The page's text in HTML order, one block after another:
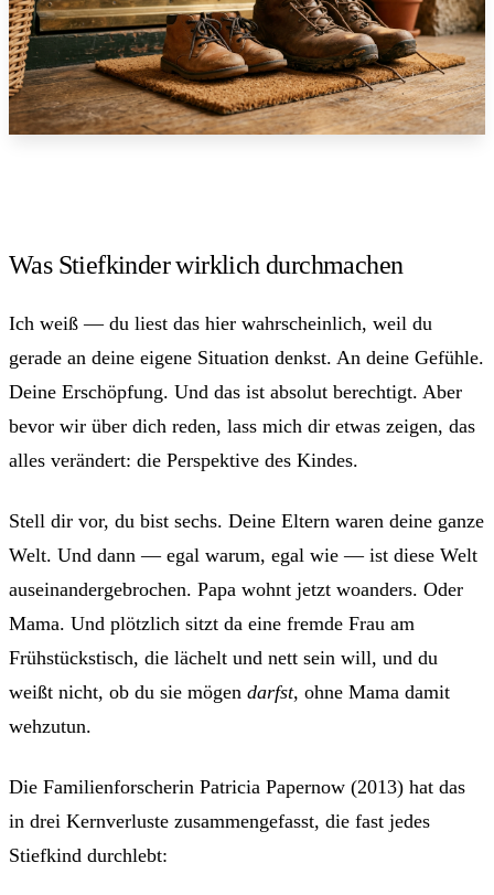
Was Stiefkinder wirklich durchmachen
Ich weiß — du liest das hier wahrscheinlich, weil du
gerade an deine eigene Situation denkst. An deine Gefühle.
Deine Erschöpfung. Und das ist absolut berechtigt. Aber
bevor wir über dich reden, lass mich dir etwas zeigen, das
alles verändert: die Perspektive des Kindes.
Stell dir vor, du bist sechs. Deine Eltern waren deine ganze
Welt. Und dann — egal warum, egal wie — ist diese Welt
auseinandergebrochen. Papa wohnt jetzt woanders. Oder
Mama. Und plötzlich sitzt da eine fremde Frau am
Frühstückstisch, die lächelt und nett sein will, und du
weißt nicht, ob du sie mögen darfst, ohne Mama damit
wehzutun.
Die Familienforscherin Patricia Papernow (2013) hat das
in drei Kernverluste zusammengefasst, die fast jedes
Stiefkind durchlebt: